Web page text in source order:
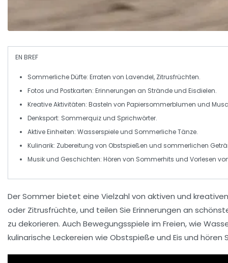
EN BREF
Sommerliche Düfte: Erraten von Lavendel, Zitrusfrüchten.
Fotos und Postkarten: Erinnerungen an Strändeund Eisdielen.
Kreative Aktivitäten: Basteln von Papiersommerblumen und
Denksport: Sommerquizund Sprichwörter.
Aktive Einheiten: Wasserspieleund Sommerliche Tänze.
Kulinarik: Zubereitung von Obstspießen und sommerlichen
Musik und Geschichten: Hören von Sommerhits und Vorlesen
DerSommerbietet eine Vielzahl von aktiven und kreativen
oder Zitrusfrüchte, und teilen Sie Erinnerungen an
zu dekorieren. Auch Bewegungsspiele im Freien, wie
kulinarische Leckereien wie Obstspieße und Eis und hören